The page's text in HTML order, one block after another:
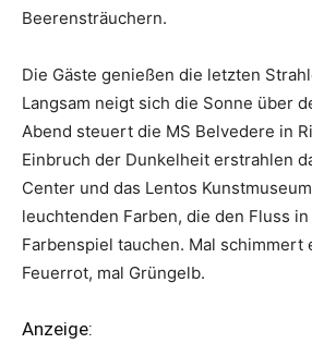
Beerensträuchern.
Die Gäste genießen die letzten
Langsam neigt sich die Sonne über
Abend steuert die MS Belvedere in
Einbruch der Dunkelheit erstrahlen
Center und das Lentos
leuchtenden Farben, die den Fluss
Farbenspiel tauchen. Mal schimmert
Feuerrot, mal Grüngelb.
Anzeige: